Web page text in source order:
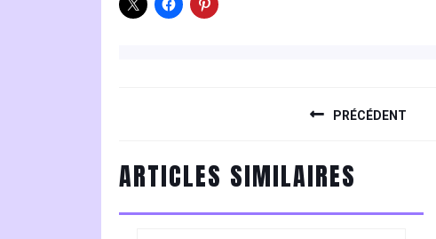
L’ARTICLE
PRÉCÉDENT
post:
ARTICLES SIMILAIRES